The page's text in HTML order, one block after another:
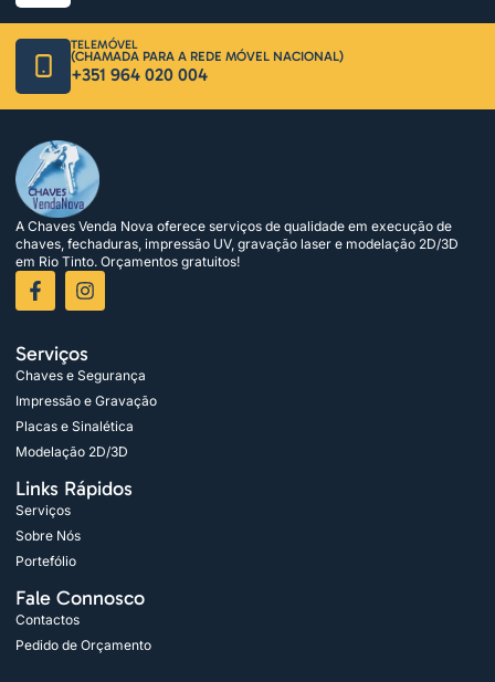
TELEMÓVEL
(CHAMADA PARA A REDE MÓVEL NACIONAL)
+351 964 020 004
A Chaves Venda Nova oferece serviços de qualidade em execução de
chaves, fechaduras, impressão UV, gravação laser e modelação 2D/3D
em Rio Tinto. Orçamentos gratuitos!
Serviços
Chaves e Segurança
Impressão e Gravação
Placas e Sinalética
Modelação 2D/3D
Links Rápidos
Serviços
Sobre Nós
Portefólio
Fale Connosco
Contactos
Pedido de Orçamento